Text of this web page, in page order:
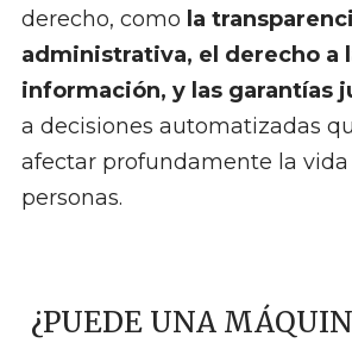
derecho, como la
administrativa, el derecho a
información, y las garantías
a decisiones automatizadas
afectar profundamente la vida
personas.
¿PUEDE UNA